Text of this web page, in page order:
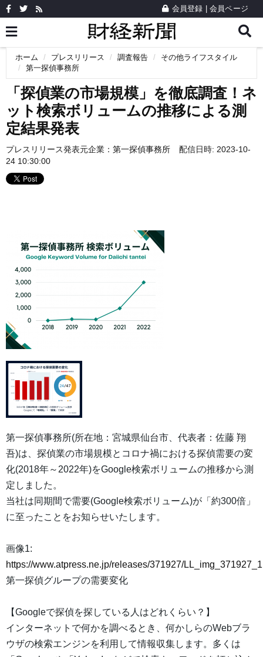
会員登録 会員ページ
ホーム プレスリリース 調査報告
その他ライフスタイル
第一探偵事務所
「探偵業の市場規模」を徹底調査！ネ
ット検索ボリュームの推移による測
定結果発表
プレスリリース発表元企業： 第一探偵事務所
配信日時: 2023-10-
24 10:30:00
第一探偵事務所(所在地：宮城県仙台市、代表者：佐藤 翔
吾)は、探偵業の市場規模とコロナ禍における探偵需要の変
化(2018年～2022年)をGoogle検索ボリュームの推移から測
定しました。
当社は同期間で需要(Google検索ボリューム)が「約300倍」
に至ったことをお知らせいたします。
画像1:
https://www.atpress.ne.jp/releases/371927/
第一探偵グループの需要変化
【Googleで探偵を探している人はどれくらい？】
インターネットで何かを調べるとき、何かしらのWebブラ
ウザの検索エンジンを利用して情報収集します。多くは